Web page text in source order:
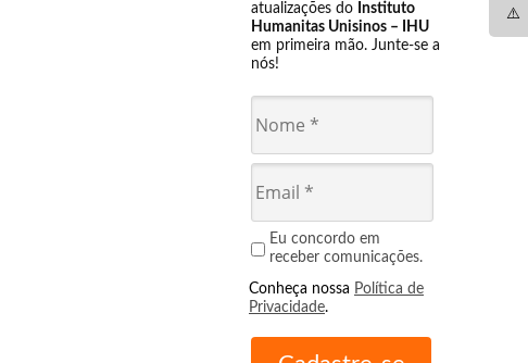
atualizações do Instituto
Humanitas Unisinos – IHU
em primeira mão. Junte-se a
nós!
Eu concordo em
receber comunicações.
Conheça nossa Política de
Privacidade.
⚠️